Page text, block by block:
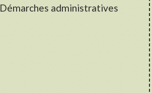
Démarches administratives